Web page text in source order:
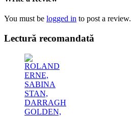
You must be logged in to post a review.
Lectură recomandată